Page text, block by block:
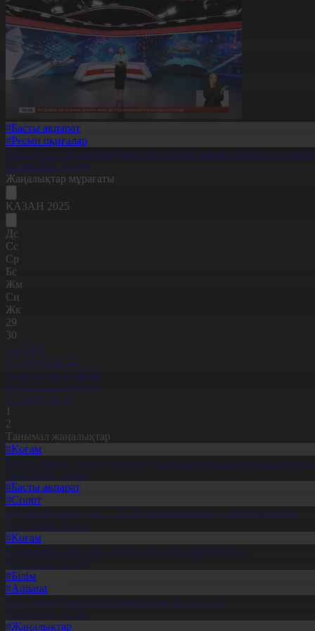
#Басты ақпарат
#Ресми оқиғалар
Президент: ЖИ мамандарын оқытатын арнайы ЖОО ашу қажет
01.10.2025, 14:00
Жаңалықтар мұрағаты
ҚАЗАН 2025
Дс
Сс
Ср
Бс
Жм
Сн
Жк
29
30
1 2 3 4 5
6 7 8 9 10 11
12
13 14 15 16 17 18 19
20 21 22 23 24 25 26
27 28 29 30 31
1
2
Танымал жаңалықтар
#Қоғам
Енді салалық дәрігерге қаралу үшін терапевт жолдамасы қажет
30.07.2026, 20:05
#Басты ақпарат
#Спорт
«Болашақ ойындары – 2026» халықаралық турнирі басталды
30.07.2026, 10:01
#Қоғам
Құрылтай сайлауына үміткерлердің тізімі бекітілді
13.07.2026, 20:03
#Білім
#Aqparat
Жапондар Қазақстан өсімдіктерін зерттеп жүр
04.08.2026, 17:30
#Жаңалықтар